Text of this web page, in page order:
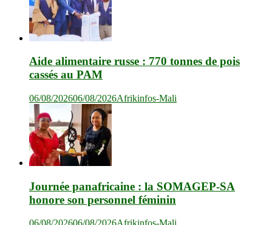
Aide alimentaire russe : 770 tonnes de pois
cassés au PAM
06/08/202606/08/2026Afrikinfos-Mali
Journée panafricaine : la SOMAGEP-SA
honore son personnel féminin